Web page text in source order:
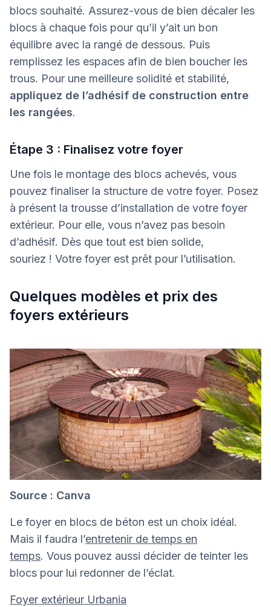
blocs souhaité. Assurez-vous de bien décaler les
blocs à chaque fois pour qu’il y’ait un bon
équilibre avec la rangé de dessous. Puis
remplissez les espaces afin de bien boucher les
trous. Pour une meilleure solidité et stabilité,
appliquez de l’adhésif de construction entre
les rangées.
Étape 3 : Finalisez votre foyer
Une fois le montage des blocs achevés, vous
pouvez finaliser la structure de votre foyer. Posez
à présent la trousse d’installation de votre foyer
extérieur. Pour elle, vous n’avez pas besoin
d’adhésif. Dès que tout est bien solide,
souriez ! Votre foyer est prêt pour l’utilisation.
Quelques modèles et prix des
foyers extérieurs
Source : Canva
Le foyer en blocs de béton est un choix idéal.
Mais il faudra l’entretenir de temps en
temps. Vous pouvez aussi décider de teinter les
blocs pour lui redonner de l’éclat.
Foyer extérieur Urbania